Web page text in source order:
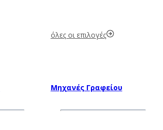
όλες οι επιλογές
Μηχανές Γραφείου